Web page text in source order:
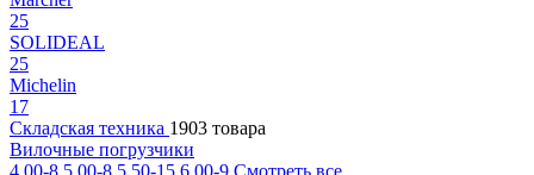
25
SOLIDEAL
25
Michelin
17
Складская техника 1903 товара
Вилочные погрузчики
4.00-8 5.00-8 5.50-15 6.00-9 Смотреть все